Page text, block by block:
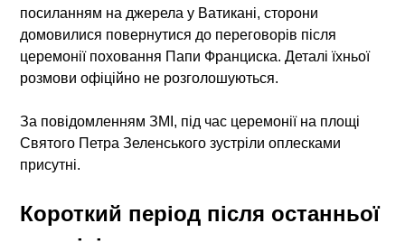
посиланням на джерела у Ватикані, сторони
домовилися повернутися до переговорів після
церемонії поховання Папи Франциска. Деталі їхньої
розмови офіційно не розголошуються.
За повідомленням ЗМІ, під час церемонії на площі
Святого Петра Зеленського зустріли оплесками
присутні.
Короткий період після останньої